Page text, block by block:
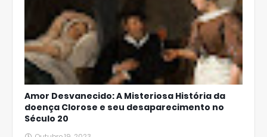
Amor Desvanecido: A Misteriosa História da
doença Clorose e seu desaparecimento no
Século 20